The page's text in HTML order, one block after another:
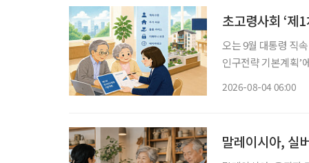
초고령사회 ‘제
오는 9월 대통령 직
인구전략 기본계획’에 관심이 모이고 있다.
2026-08-04 06:00
말레이시아, 실